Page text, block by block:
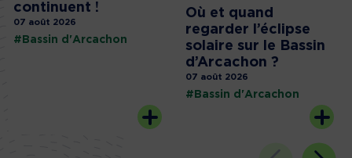
continuent !
07 août 2026
#Bassin d'Arcachon
Où et quand
regarder l’éclipse
solaire sur le Bassin
d’Arcachon ?
07 août 2026
#Bassin d'Arcachon